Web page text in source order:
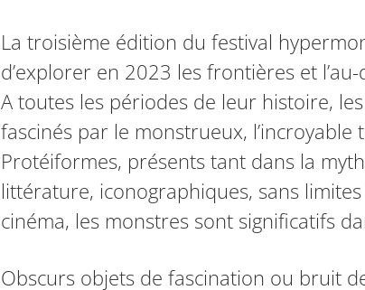
La troisième édition du festival
d’explorer en 2023 les frontières et
A toutes les périodes de leur histoire,
fascinés par le monstrueux,
Protéiformes, présents tant dans la
littérature, iconographiques, sans
cinéma, les monstres sont significatifs
Obscurs objets de fascination ou bruit